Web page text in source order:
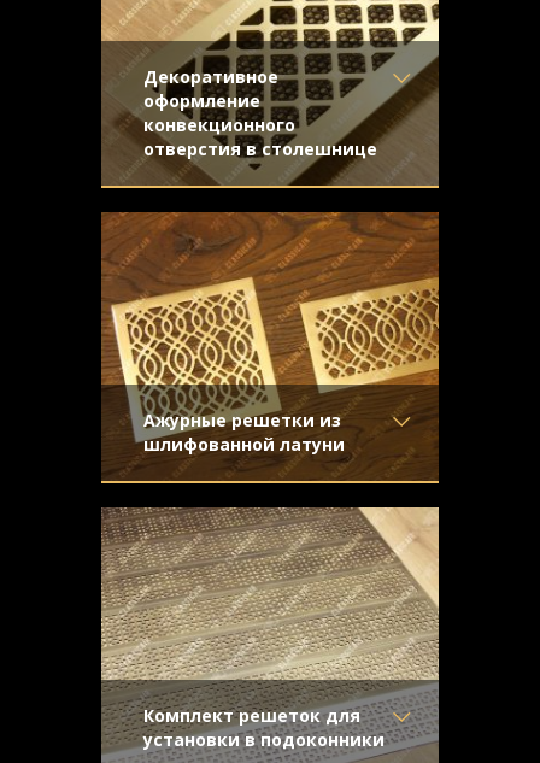
Декоративное
оформление
конвекционного
отверстия в столешнице
Материал- Латунь
Отделка- Шлифованная
латунь
Узор
- Ромбы с узлами
Конструкция- С отбортовкой
лаком. Конструкция с отбортовкой и
внутренней подложкой из темной сетки.
Ажурные решетки из
шлифованной латуни
Материал- Латунь
Отделка- Шлифованная
латунь
Узор- Волны
Конструкция- Плоская
шлифованной латуни для установки в
вентиляционную отдушину и
подоконник.
Комплект решеток для
установки в подоконники